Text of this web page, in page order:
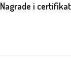
Nagrade i